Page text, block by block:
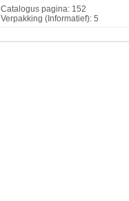
Catalogus pagina: 152
Verpakking (Informatief): 5